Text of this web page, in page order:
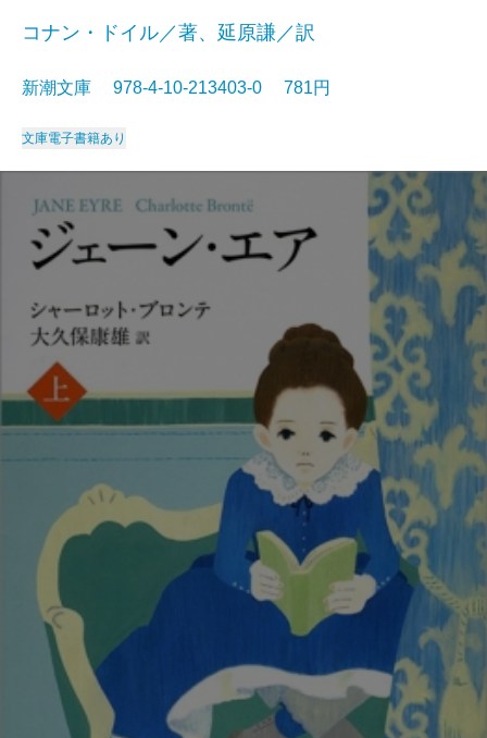
コナン・ドイル／著、延原謙／訳
新潮文庫 978-4-10-213403-0 781円
文庫電子書籍あり